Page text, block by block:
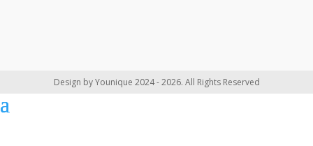
Design by Younique 2024 - 2026. All Rights Reserved